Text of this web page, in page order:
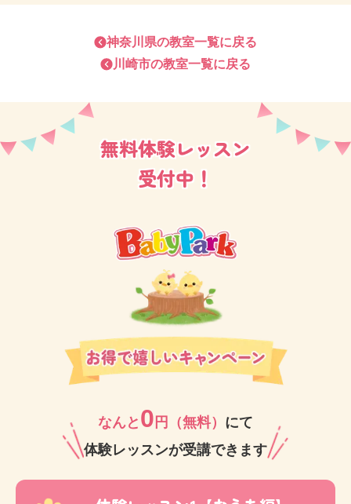
ぜひ一度武蔵小杉教室へお越しください。お待ちして
神奈川県の教室一覧に戻る
川崎市の教室一覧に戻る
無料体験レッスン
受付中！
なんと 0 円（無料） にて
体験レッスンが受講できます